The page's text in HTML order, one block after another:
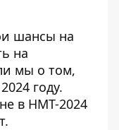
шансы на
на
мы о том,
году.
в НМТ-2024
.